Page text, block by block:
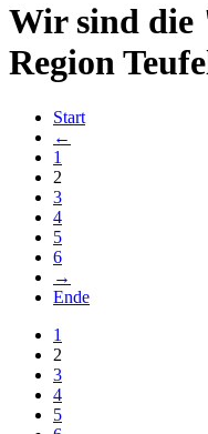
Wir sind die
Region
Start
←
1
2
3
4
5
6
→
Ende
1
2
3
4
5